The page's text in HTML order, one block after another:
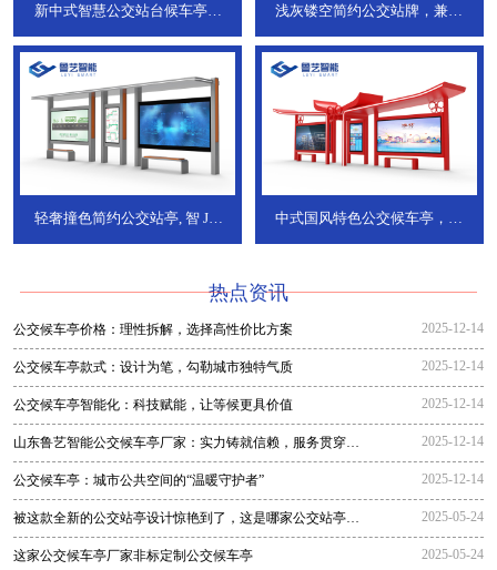
新中式智慧公交站台候车亭，
浅灰镂空简约公交站牌，兼具
轻奢撞色简约公交站亭, 智 JT-
中式国风特色公交候车亭，承
热点资讯
公交候车亭价格：理性拆解，选择高性价比方案 2025-12-14
公交候车亭款式：设计为笔，勾勒城市独特气质 2025-12-14
公交候车亭智能化：科技赋能，让等候更具价值 2025-12-14
山东鲁艺智能公交候车亭厂家：实力铸就信赖，服务贯穿全
程
2025-12-14
公交候车亭：城市公共空间的“温暖守护者” 2025-12-14
被这款全新的公交站亭设计惊艳到了，这是哪家公交站亭生
产厂家生
2025-05-24
这家公交候车亭厂家非标定制公交候车亭 2025-05-24